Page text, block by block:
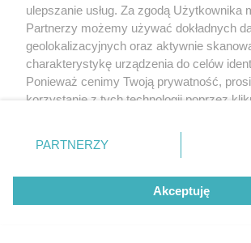
ulepszanie usług. Za zgodą Użytkownika
Partnerzy możemy używać dokładnych
geolokalizacyjnych oraz aktywnie
charakterystykę urządzenia do celów
Ponieważ cenimy Twoją prywatność,
korzystanie z tych technologii poprzez
zmienić/wycofać klikając przycisk
znajdujący się w lewym dolnym rogu
rodzaje przetwarzania danych nie
użytkownika, ale masz prawo sprzeciwić
przetwarzaniu. Preferencje będą miały
PARTNERZY
Akceptuję